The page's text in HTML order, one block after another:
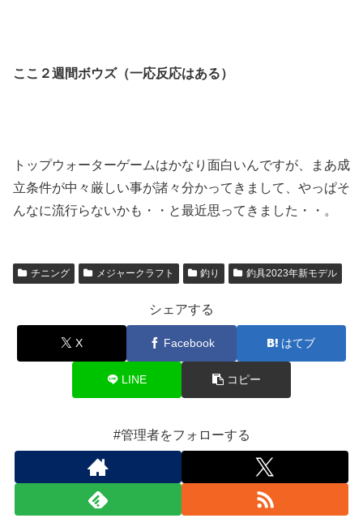
ここ２週間ボウズ（一応反応はある）
トップウォーターゲームはかなり面白いんですが、まあ成
立条件が中々厳しい事が諸々分かってきまして、やっぱそ
んなに流行らないかも・・と最近思ってきました・・。
チニング メジャークラフト 釣り 釣具2023年新モデル
シェアする
X Facebook はてブ
LINE コピー
#管理者をフォローする